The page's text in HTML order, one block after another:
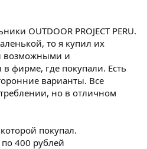
OUTDOOR PROJECT PERU.
то я купил их
возможными и
фирме, где покупали. Есть
варианты. Все
но в отличном
покупал.
по 400 рублей